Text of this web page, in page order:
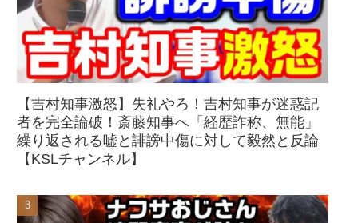
【吉村知事激怒】失礼やろ！吉村知事が迷惑記
者を完全論破！斎藤知事へ「経歴詐称、無能」
繰り返される嘘と誹謗中傷に対して毅然と反論
【KSLチャンネル】